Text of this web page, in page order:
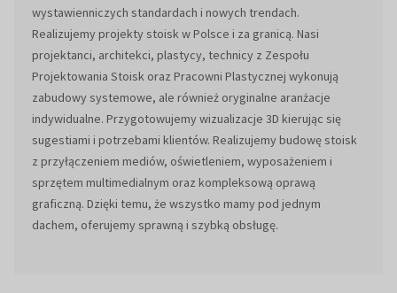
wystawienniczych standardach i nowych trendach.
Realizujemy projekty stoisk w Polsce i za granicą. Nasi
projektanci, architekci, plastycy, technicy z Zespołu
Projektowania Stoisk oraz Pracowni Plastycznej wykonują
zabudowy systemowe, ale również oryginalne aranżacje
indywidualne. Przygotowujemy wizualizacje 3D kierując się
sugestiami i potrzebami klientów. Realizujemy budowę stoisk
z przyłączeniem mediów, oświetleniem, wyposażeniem i
sprzętem multimedialnym oraz kompleksową oprawą
graficzną. Dzięki temu, że wszystko mamy pod jednym
dachem, oferujemy sprawną i szybką obsługę.